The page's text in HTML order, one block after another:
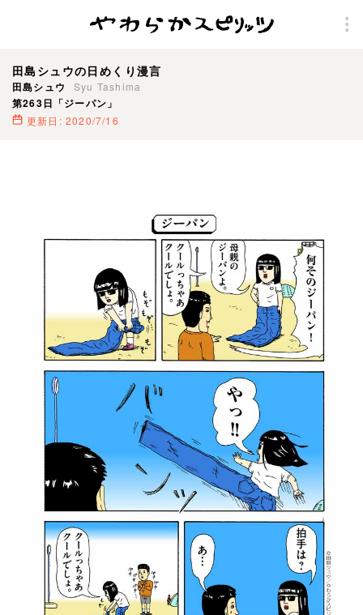
田島シュウの日めくり漫言
田島シュウ Syu Tashima
第263日「ジーパン」
更新日: 2020/7/16